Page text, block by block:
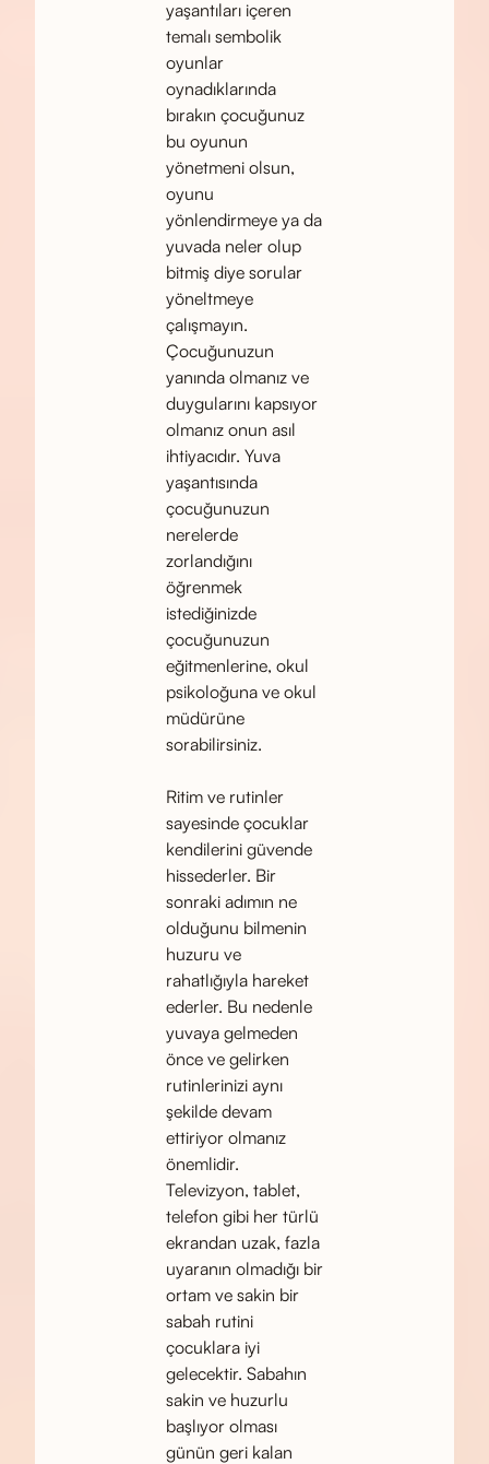
yaşantıları içeren
temalı sembolik
oyunlar
oynadıklarında
bırakın çocuğunuz
bu oyunun
yönetmeni olsun,
oyunu
yönlendirmeye ya da
yuvada neler olup
bitmiş diye sorular
yöneltmeye
çalışmayın.
Çocuğunuzun
yanında olmanız ve
duygularını kapsıyor
olmanız onun asıl
ihtiyacıdır. Yuva
yaşantısında
çocuğunuzun
nerelerde
zorlandığını
öğrenmek
istediğinizde
çocuğunuzun
eğitmenlerine, okul
psikoloğuna ve okul
müdürüne
sorabilirsiniz.
Ritim ve rutinler
sayesinde çocuklar
kendilerini güvende
hissederler. Bir
sonraki adımın ne
olduğunu bilmenin
huzuru ve
rahatlığıyla hareket
ederler. Bu nedenle
yuvaya gelmeden
önce ve gelirken
rutinlerinizi aynı
şekilde devam
ettiriyor olmanız
önemlidir.
Televizyon, tablet,
telefon gibi her türlü
ekrandan uzak, fazla
uyaranın olmadığı bir
ortam ve sakin bir
sabah rutini
çocuklara iyi
gelecektir. Sabahın
sakin ve huzurlu
başlıyor olması
günün geri kalan